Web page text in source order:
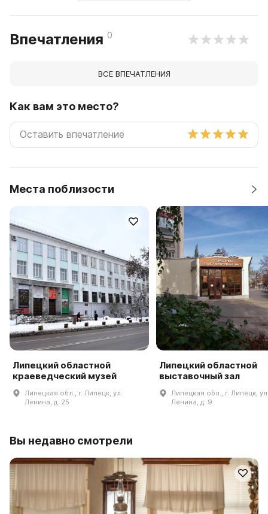
Впечатления 0
ВСЕ ВПЕЧАТЛЕНИЯ
Как вам это место?
Места поблизости
Липецкий областной
краеведческий музей
Липецкая обл., г. Липецк, ул.
Ленина, д. 25
Липецкий областной
выставочный зал
Липецкая обл., г. Липецк,
Ленина, д. 9
Вы недавно смотрели